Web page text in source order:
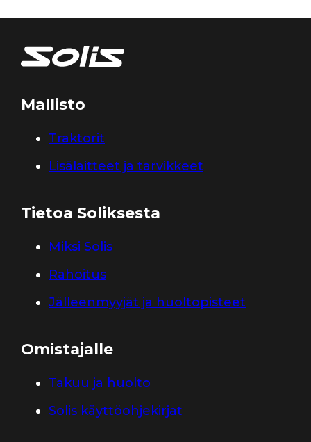
Mallisto
Traktorit
Lisälaitteet ja tarvikkeet
Tietoa Soliksesta
Miksi Solis
Rahoitus
Jälleenmyyjät ja huoltopisteet
Omistajalle
Takuu ja huolto
Solis käyttöohjekirjat